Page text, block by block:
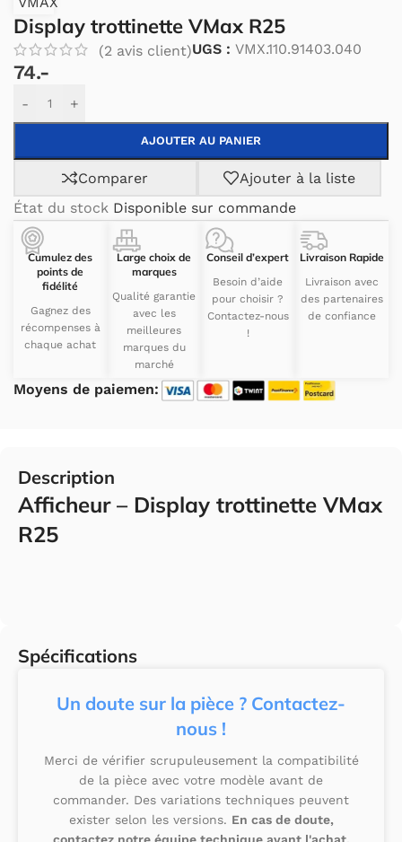
Display trottinette VMax R25
(2 avis client)UGS : VMX.110.91403.040
74.-
- +
AJOUTER AU PANIER
Alternative:
Comparer
Ajouter à la liste
État du stock Disponible sur commande
Cumulez des
points de
fidélité
Gagnez des
récompenses à
chaque achat
Large choix de
marques
Qualité garantie
avec les
meilleures
marques du
marché
Conseil d’expert
Besoin d’aide
pour choisir ?
Contactez-nous
!
Livraison Rapide
Livraison avec
des partenaires
de confiance
Moyens de paiemen:
Description
Afficheur –Display trottinette VMax
R25
Spécifications
Un doute sur la pièce ? Contactez-
nous !
Merci de vérifier scrupuleusement la compatibilité
de la pièce avec votre modèle avant de
commander. Des variations techniques peuvent
exister selon les versions. En cas de doute,